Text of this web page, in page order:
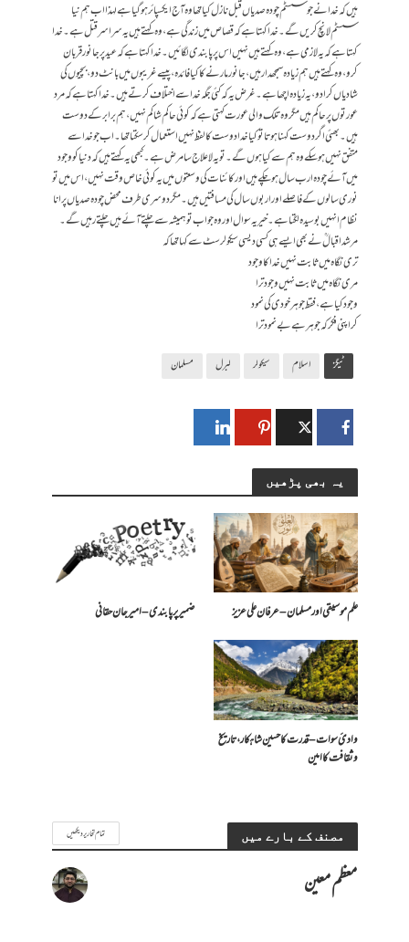
ہیں کہ خدا نے جو سسٹم چودہ صدیاں قبل نازل کیا تھا وہ آج ایکسپائر ہوگیا ہے لہذا اب ہم نیا
سسٹم لانچ کریں گے۔ خدا کہتا ہے کہ قصاص میں زندگی ہے، وہ کہتے ہیں یہ سراسر قتل ہے۔ خدا
کہتا ہے کہ یہ لازمی ہے، وہ کہتے ہیں نہیں اس پر پابندی لگائیں۔ خدا کہتا ہے کہ عید پر جانور قربان
کرو، وہ کہتے ہیں ہم زیادہ سمجھدار ہیں، جانور مارنے کا کیا فائدہ، پیسے غریبوں میں بانٹ دو، بچیوں کی
شادیاں کرا دو، یہ زیادہ اچھا ہے۔ غرض یہ کہ کئی جگہ خدا سے اختلاف کرتے ہیں۔ خدا کہتا ہے کہ مرد
عورتوں پر حاکم ہیں مگر وہ تلک والی عورت کہتی ہے کہ کوئی حاکم شاکم نہیں، ہم برابر کے دوست
ہیں۔ بھئی اگر دوست کہنا ہوتا تو کیا خدا دوست کا لفظ نہیں استعمال کر سکتا تھا۔ اب جو خدا سے
متفق نہیں ہو سکے وہ ہم سے کیا ہوں گے۔ تو یہ لاعلاج سا مرض ہے۔ کبھی یہ کہتے ہیں کہ دنیا کو وجود
میں آئے چودہ ارب سال ہو چکے ہیں اور کائنات کی وسعتوں میں یہ کوئی خاص وقت نہیں، اس میں تو
نوری سالوں کے فاصلے اور اربوں سال کی مسافتیں ہیں۔ مگر دوسری طرف محض چودہ صدیاں پرانا
نظام انہیں بوسیدہ لگتا ہے۔ خیر یہ سوال اور وہ جواب تو ہمیشہ سے چلتے آئے ہیں چلتے رہیں گے۔
مرشد اقبالؒ نے بھی ایسے ہی کسی دیسی سیکولرسٹ سے کہا تھا کہ
تری نگاہ میں ثابت نہیں خدا کا وجود
مری نگاہ میں ثابت نہیں وجود ترا
وجود کیا ہے، فقط جوہر خودی کی نمود
کر اپنی فکر کہ جوہر ہے بے نمود ترا
ٹیگز اسلام سیکولر لبرل مسلمان
یہ بھی پڑھیں
علم موسیقی اور مسلمان – عرفان علی عزیز ضمیر پر پابندی – امیرجان حقانی
وادیٔ سوات – قدرت کا حسین شاہکار، تاریخ
و ثقافت کا امین
مصنف کے بارے میں تمام تحاریر دیکھیں
معظم معین